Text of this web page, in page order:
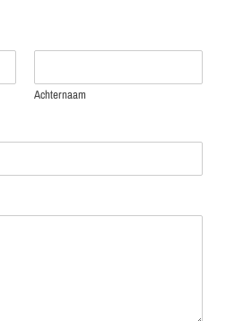
Achternaam